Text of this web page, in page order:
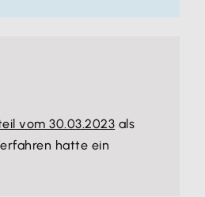
vom 30.03.2023 als
hatte ein